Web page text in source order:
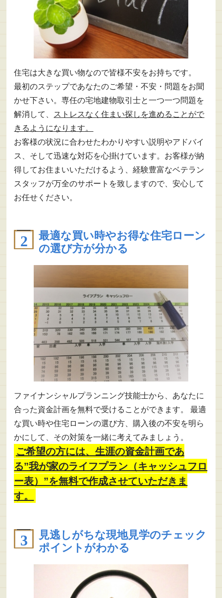
住宅は大きな買い物なので皆様不安をお持ちです。
最初のステップであなたのご希望・不安・問題をお聞
かせ下さい。専任の宅地建物取引士と一つ一つ問題を
解消して、 ストレスなく住まい探しを進めることがで
きるようになります。
お客様の状況に合わせたわかりやすい説明やアドバイ
ス、そして迅速な対応を心掛けています。お客様が納
得してお住まいいただけるよう、経験豊富なベテラン
スタッフが万全のサポートを致しますので、安心して
お任せください。
最適な買い時やお得な住宅ローン
の選び方が分かる
ファイナンシャルプランニング技能士から、あなたに
合った資金計画を無料で受けることができます。 最適
な買い時や住宅ローンの選び方、購入後の不安を明ら
かにして、その対策を一緒に考えてみましょう。
ご希望の方には、生涯の資金計画であ
る”我が家のライフプラン（キャッシュフロ
ー表）”を無料で作成させていただきま
す。
見逃しがちな現地見学のチェック
ポイントがわかる